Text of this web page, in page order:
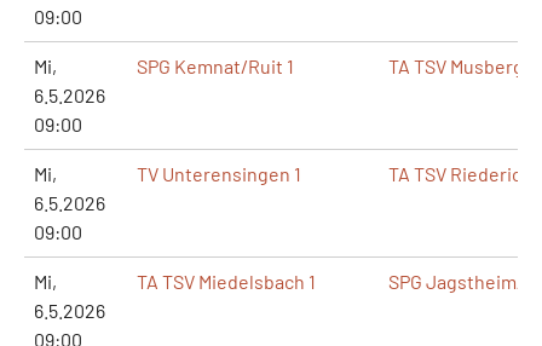
09:00
Mi,
6.5.2026
09:00
SPG Kemnat/Ruit 1 TA TSV Musberg 1
Mi,
6.5.2026
09:00
TV Unterensingen 1 TA TSV Riederich 1
Mi,
6.5.2026
09:00
TA TSV Miedelsbach 1 SPG Jagstheim/